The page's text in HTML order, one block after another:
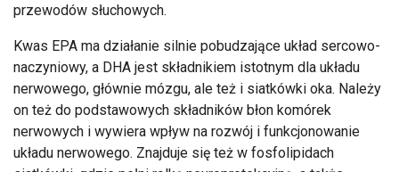
przewodów słuchowych.
Kwas EPA ma działanie silnie pobudzające układ sercowo-
naczyniowy, a DHA jest składnikiem istotnym dla układu
nerwowego, głównie mózgu, ale też i siatkówki oka. Należy
on też do podstawowych składników błon komórek
nerwowych i wywiera wpływ na rozwój i funkcjonowanie
układu nerwowego. Znajduje się też w fosfolipidach